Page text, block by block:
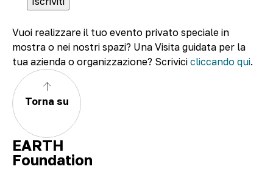
Vuoi realizzare il tuo evento privato speciale in
mostra o nei nostri spazi? Una Visita guidata per la
tua azienda o organizzazione? Scrivici cliccando qui.
Torna su
EARTH
Foundation